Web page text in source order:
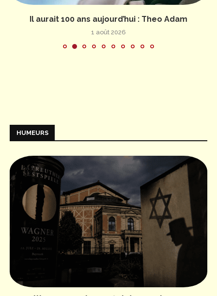
Il aurait 100 ans aujourd’hui : Theo Adam
1 août 2026
HUMEURS